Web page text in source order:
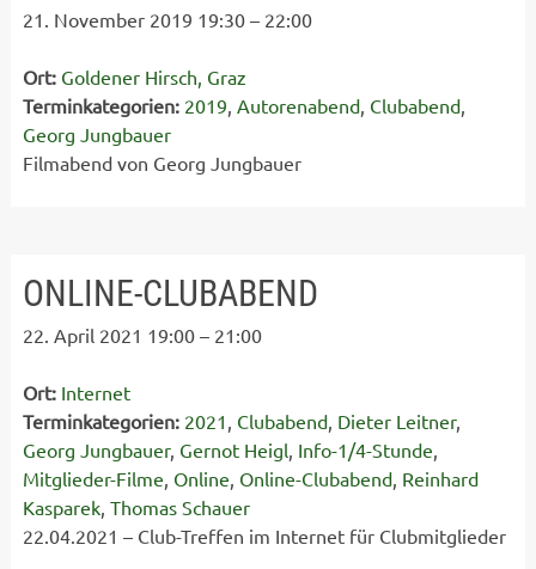
21. November 2019 19:30– 22:00
Ort: Goldener Hirsch, Graz
Terminkategorien: 2019, Autorenabend, Clubabend,
Georg Jungbauer
Filmabend von Georg Jungbauer
ONLINE-CLUBABEND
22. April 2021 19:00– 21:00
Ort: Internet
Terminkategorien: 2021 , Clubabend, Dieter Leitner,
Georg Jungbauer, Gernot Heigl, Info-1/4-Stunde,
Mitglieder-Filme, Online, Online-Clubabend, Reinhard
Kasparek, Thomas Schauer
22.04.2021 – Club-Treffen im Internet für Clubmitglieder